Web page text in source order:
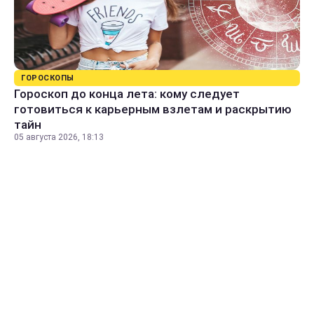
ГОРОСКОПЫ
Гороскоп до конца лета: кому следует
готовиться к карьерным взлетам и раскрытию
тайн
05 августа 2026, 18:13